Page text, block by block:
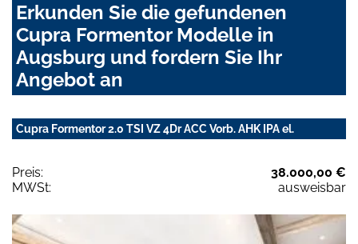
Erkunden Sie die gefundenen
Cupra Formentor Modelle in
Augsburg und fordern Sie Ihr
Angebot an
Cupra Formentor 2.0 TSI VZ 4Dr ACC Vorb. AHK IPA el.
Preis:
38.000,00 €
MWSt:
ausweisbar